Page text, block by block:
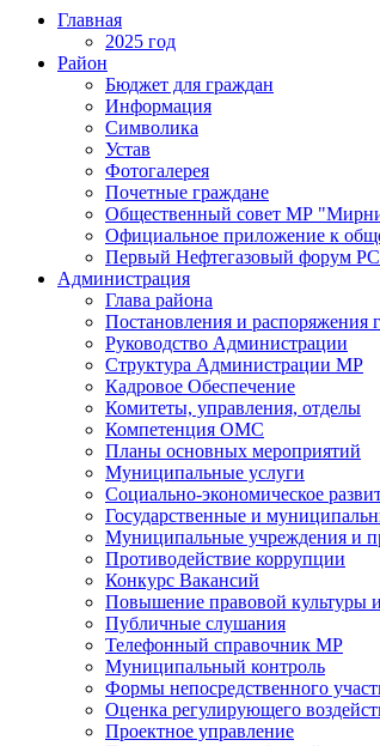
Главная
2025 год
Район
Бюджет для граждан
Информация
Символика
Устав
Фотогалерея
Почетные граждане
Общественный совет МР
Официальное приложение к
Первый Нефтегазовый форум
Администрация
Глава района
Постановления и распоряжения
Руководство Администрации
Структура Администрации МР
Кадровое Обеспечение
Комитеты, управления, отделы
Компетенция ОМС
Планы основных мероприятий
Муниципальные услуги
Социально-экономическое
Государственные и
Муниципальные учреждения и
Противодействие коррупции
Конкурс Вакансий
Повышение правовой культуры
Публичные слушания
Телефонный справочник МР
Муниципальный контроль
Формы непосредственного
Оценка регулирующего
Проектное управление